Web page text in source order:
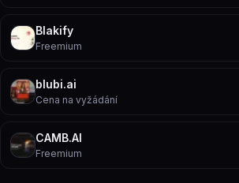
Blakify
Freemium
blubi.ai
Cena na vyžádání
CAMB.AI
Freemium